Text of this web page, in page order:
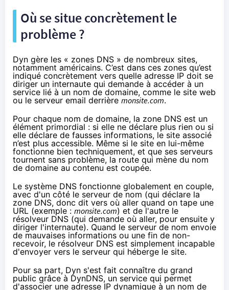
Où se situe concrètement le
problème ?
Dyn gère les « zones DNS » de nombreux sites,
notamment américains. C’est dans ces zones qu’est
indiqué concrètement vers quelle adresse IP doit se
diriger un internaute qui demande à accéder à un
service lié à un nom de domaine, comme le site web
ou le serveur email derrière monsite.com.
Pour chaque nom de domaine, la zone DNS est un
élément primordial : si elle ne déclare plus rien ou si
elle déclare de fausses informations, le site associé
n’est plus accessible. Même si le site en lui-même
fonctionne bien techniquement, et que ses serveurs
tournent sans problème, la route qui mène du nom
de domaine au contenu est coupée.
Le système DNS fonctionne globalement en couple,
avec d'un côté le serveur de nom (qui déclare la
zone DNS, donc dit vers où aller quand on tape une
URL (exemple : monsite.com) et de l'autre le
résolveur DNS (qui demande où aller, pour ensuite y
diriger l'internaute). Quand le serveur de nom envoie
de mauvaises informations ou une fin de non-
recevoir, le résolveur DNS est simplement incapable
d'envoyer vers le serveur qui héberge le site.
Pour sa part, Dyn s'est fait connaître du grand
public grâce à DynDNS, un service qui permet
d'associer une adresse IP dynamique à un nom de